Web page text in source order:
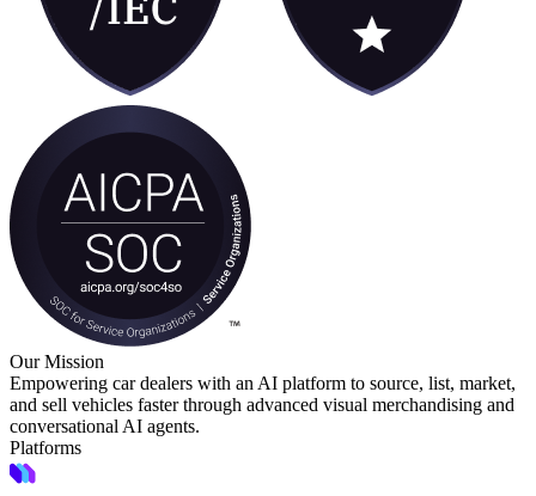
Our Mission
Empowering car dealers with an AI platform to source, list, market,
and sell vehicles faster through advanced visual merchandising and
conversational AI agents.
Platforms